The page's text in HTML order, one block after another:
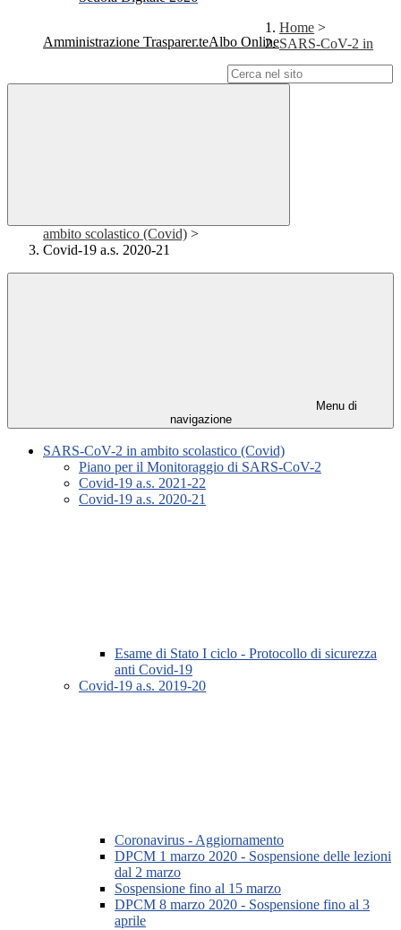
Amministrazione TrasparenteAlbo Online
Home >
SARS-CoV-2 in
ambito scolastico (Covid) >
Covid-19 a.s. 2020-21
Menu di
navigazione
SARS-CoV-2 in ambito scolastico (Covid)
Piano per il Monitoraggio di SARS-CoV-2
Covid-19 a.s. 2021-22
Covid-19 a.s. 2020-21
Esame di Stato I ciclo - Protocollo di sicurezza
anti Covid-19
Covid-19 a.s. 2019-20
Coronavirus - Aggiornamento
DPCM 1 marzo 2020 - Sospensione delle lezioni
dal 2 marzo
Sospensione fino al 15 marzo
DPCM 8 marzo 2020 - Sospensione fino al 3
aprile